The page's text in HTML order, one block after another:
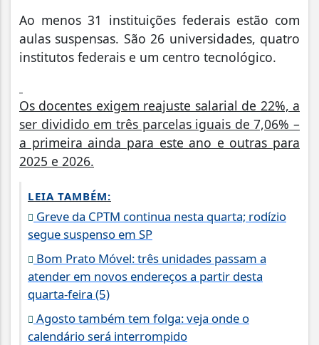
Ao menos 31 instituições federais estão com
aulas suspensas. São 26 universidades, quatro
institutos federais e um centro tecnológico.
Os docentes exigem reajuste salarial de 22%, a
ser dividido em três parcelas iguais de 7,06% –
a primeira ainda para este ano e outras para
2025 e 2026.
LEIA TAMBÉM:
Greve da CPTM continua nesta quarta; rodízio
segue suspenso em SP
Bom Prato Móvel: três unidades passam a
atender em novos endereços a partir desta
quarta-feira (5)
Agosto também tem folga: veja onde o
calendário será interrompido